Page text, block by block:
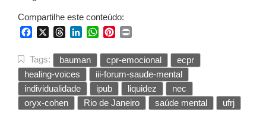
Compartilhe este conteúdo:
FacebookThreadsLinkedInWhatsApp
Pinterest
Tags: bauman cpr-emocional
ecpr
healing-voices
iii-forum-saude-mental
individualidade
ipub liquidez
nec
oryx-cohen
Rio de Janeiro saúde mental ufrj